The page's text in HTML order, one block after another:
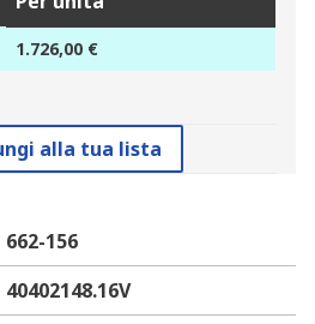
1.726,00 €
alla tua lista
662-156
40402148.16V